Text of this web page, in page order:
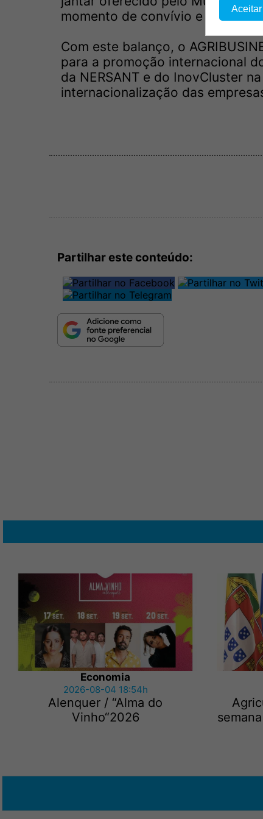
momento de convívio e
Com este balanço, o
para a promoção internacional
da NERSANT e do InovCluster
internacionalização das
Partilhar este conteúdo:
Economia
2026-08-04 18:54h
Alenquer / “Alma do
Vinho“2026